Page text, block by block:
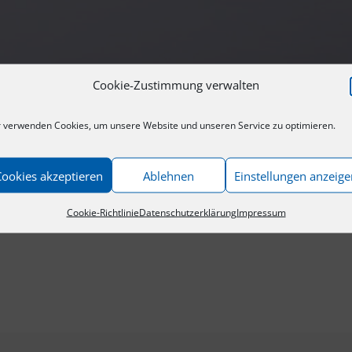
Cookie-Zustimmung verwalten
verwenden Cookies, um unsere Website und unseren Service zu optimieren.
akzeptieren Ablehnen Einstellungen
Cookie-RichtlinieDatenschutzerklärungImpressum